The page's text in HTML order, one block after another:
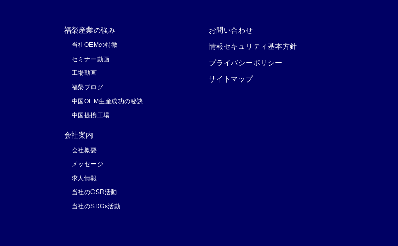
福榮産業の強み
当社OEMの特徴
セミナー動画
工場動画
福榮ブログ
中国OEM生産成功の秘訣
中国提携工場
会社案内
会社概要
メッセージ
求人情報
当社のCSR活動
当社のSDGs活動
お問い合わせ
情報セキュリティ基本方針
プライバシーポリシー
サイトマップ